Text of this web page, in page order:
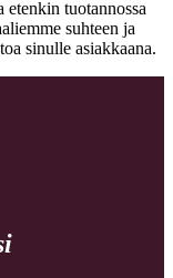
etenkin tuotannossa
suhteen ja
sinulle asiakkaana.